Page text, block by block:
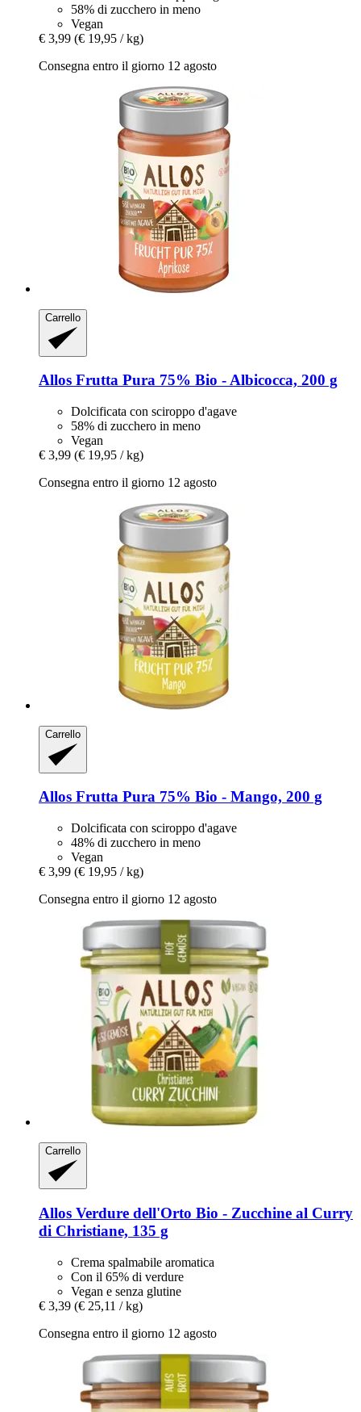
58% di zucchero in meno
Vegan
€ 3,99 (€ 19,95 / kg)
Consegna entro il giorno 12 agosto
Carrello
Allos Frutta Pura 75% Bio -​ Albicocca, 200 g
Dolcificata con sciroppo d'agave
58% di zucchero in meno
Vegan
€ 3,99 (€ 19,95 / kg)
Consegna entro il giorno 12 agosto
Carrello
Allos Frutta Pura 75% Bio -​ Mango, 200 g
Dolcificata con sciroppo d'agave
48% di zucchero in meno
Vegan
€ 3,99 (€ 19,95 / kg)
Consegna entro il giorno 12 agosto
Carrello
Allos Verdure dell'Orto Bio -​ Zucchine al Curry
di Christiane, 135 g
Crema spalmabile aromatica
Con il 65% di verdure
Vegan e senza glutine
€ 3,39 (€ 25,11 / kg)
Consegna entro il giorno 12 agosto